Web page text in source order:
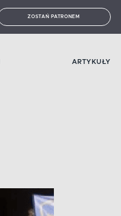
ZOSTAŃ PATRONEM
ARTYKUŁY